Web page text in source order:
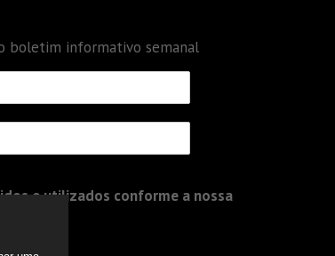
boletim informativo semanal
e utilizados conforme a nossa